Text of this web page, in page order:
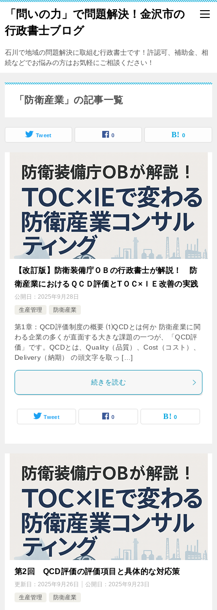
「問いの力」で問題解決！金沢市の
行政書士ブログ
石川で地域の問題解決に取組む行政書士です！許認可、補助金、相
続などでお悩みの方はお気軽にご相談ください！
「防衛産業」の記事一覧
Tweet 0 0
【改訂版】防衛装備庁ＯＢの行政書士が解説！ 防
衛産業におけるＱＣＤ評価とTＯＣ×ＩＥ改善の実践
公開日： 2025年9月28日
生産管理
防衛産業
第1章：QCD評価制度の概要 ⑴QCDとは何か 防衛産業に関
わる企業の多くが直面する大きな課題の一つが、「QCD評
価」です。QCDとは、Quality（品質）、Cost（コスト）、
Delivery（納期） の頭文字を取っ […]
続きを読む
Tweet 0 0
第2回 QCD評価の評価項目と具体的な対応策
更新日： 2025年9月26日 公開日： 2025年9月23日
生産管理
防衛産業